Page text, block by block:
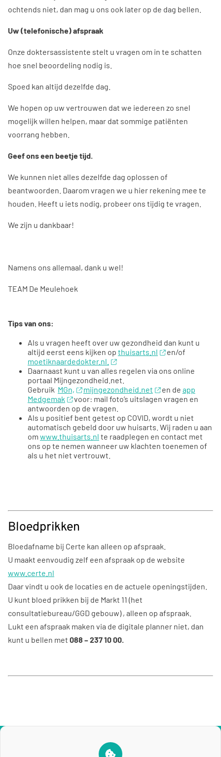
ochtends niet, dan mag u ons ook later op de dag bellen.
Uw (telefonische) afspraak
Onze doktersassistente stelt u vragen om in te schatten
hoe snel beoordeling nodig is.
Spoed kan altijd dezelfde dag.
We hopen op uw vertrouwen dat we iedereen zo snel
mogelijk willen helpen, maar dat sommige patiënten
voorrang hebben.
Geef ons een beetje tijd.
We kunnen niet alles dezelfde dag oplossen of
beantwoorden. Daarom vragen we u hier rekening mee te
houden. Heeft u iets nodig, probeer ons tijdig te vragen.
We zijn u dankbaar!
Namens ons allemaal, dank u wel!
TEAM De Meulehoek
Tips van ons:
Als u vragen heeft over uw gezondheid dan kunt u
altijd eerst eens kijken op thuisarts.nl
en/of
moetiknaardedokter.nl.
Daarnaast kunt u van alles regelen via ons online
portaal Mijngezondheid.net.
Gebruik MGn, mijngezondheid.net en de app
Medgemak
voor: mail foto’s uitslagen vragen en
antwoorden op de vragen.
Als u positief bent getest op COVID, wordt u niet
automatisch gebeld door uw huisarts. Wij raden u aan
om www.thuisarts.nl te raadplegen en contact met
ons op te nemen wanneer uw klachten toenemen of
als u het niet vertrouwt.
Bloedprikken
Bloedafname bij Certe kan alleen op afspraak.
U maakt eenvoudig zelf een afspraak op de website
www.certe.nl
Daar vindt u ook de locaties en de actuele openingstijden.
U kunt bloed prikken bij de Markt 11 (het
consultatiebureau/GGD gebouw) , alleen op afspraak.
Lukt een afspraak maken via de digitale planner niet, dan
kunt u bellen met 088 – 237 10 00.